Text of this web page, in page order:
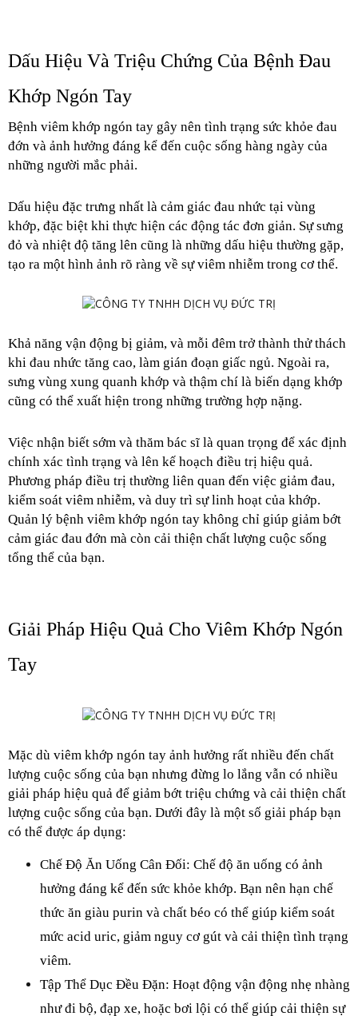
Dấu Hiệu Và Triệu Chứng Của Bệnh Đau
Khớp Ngón Tay
Bệnh viêm khớp ngón tay gây nên tình trạng sức khỏe đau
đớn và ảnh hưởng đáng kể đến cuộc sống hàng ngày của
những người mắc phải.
Dấu hiệu đặc trưng nhất là cảm giác đau nhức tại vùng
khớp, đặc biệt khi thực hiện các động tác đơn giản. Sự sưng
đỏ và nhiệt độ tăng lên cũng là những dấu hiệu thường gặp,
tạo ra một hình ảnh rõ ràng về sự viêm nhiễm trong cơ thể.
Khả năng vận động bị giảm, và mỗi đêm trở thành thử thách
khi đau nhức tăng cao, làm gián đoạn giấc ngủ. Ngoài ra,
sưng vùng xung quanh khớp và thậm chí là biến dạng khớp
cũng có thể xuất hiện trong những trường hợp nặng.
Việc nhận biết sớm và thăm bác sĩ là quan trọng để xác định
chính xác tình trạng và lên kế hoạch điều trị hiệu quả.
Phương pháp điều trị thường liên quan đến việc giảm đau,
kiểm soát viêm nhiễm, và duy trì sự linh hoạt của khớp.
Quản lý bệnh viêm khớp ngón tay không chỉ giúp giảm bớt
cảm giác đau đớn mà còn cải thiện chất lượng cuộc sống
tổng thể của bạn.
Giải Pháp Hiệu Quả Cho Viêm Khớp Ngón
Tay
Mặc dù viêm khớp ngón tay ảnh hưởng rất nhiều đến chất
lượng cuộc sống của bạn nhưng đừng lo lắng vẫn có nhiều
giải pháp hiệu quả để giảm bớt triệu chứng và cải thiện chất
lượng cuộc sống của bạn. Dưới đây là một số giải pháp bạn
có thể được áp dụng:
Chế Độ Ăn Uống Cân Đối: Chế độ ăn uống có ảnh
hưởng đáng kể đến sức khỏe khớp. Bạn nên hạn chế
thức ăn giàu purin và chất béo có thể giúp kiểm soát
mức acid uric, giảm nguy cơ gút và cải thiện tình trạng
viêm.
Tập Thể Dục Đều Đặn: Hoạt động vận động nhẹ nhàng
như đi bộ, đạp xe, hoặc bơi lội có thể giúp cải thiện sự